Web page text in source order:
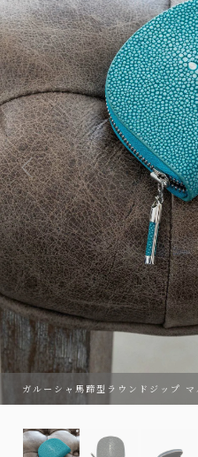
ガルーシャ馬蹄型ラウンドジップ
ガルーシャ馬蹄型ラウ